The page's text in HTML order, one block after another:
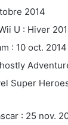
2014
U : Hiver
: 10 oct. 2014
Super
: 25 nov.